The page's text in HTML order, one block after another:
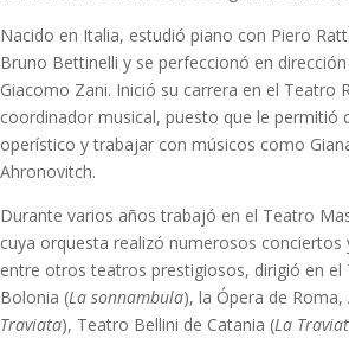
Nacido en Italia, estudió piano con Piero
Bruno Bettinelli y se perfeccionó en
Giacomo Zani. Inició su carrera en el Teatro
coordinador musical, puesto que le permitió
operístico y trabajar con músicos como
Ahronovitch.
Durante varios años trabajó en el Teatro
cuya orquesta realizó numerosos conciertos
entre otros teatros prestigiosos, dirigió en el
Bolonia (La sonnambula), la Ópera de
Traviata), Teatro Bellini de Catania (La